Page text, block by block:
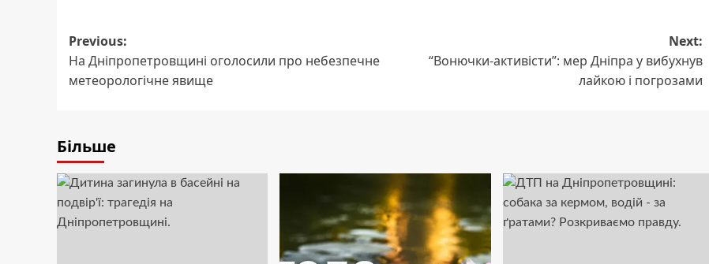
Post
navigation
Previous:
На Дніпропетровщині оголосили про небезпечне
метеорологічне явище
Next:
“Вонючки-активісти”: мер Дніпра у вибухнув
лайкою і погрозами
Більше